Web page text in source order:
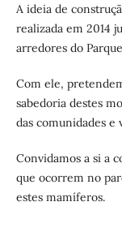
A ideia de
realizada em 2014
arredores do
Com ele,
sabedoria destes
das comunidades e
Convidamos a si a
que ocorrem no
estes mamíferos.